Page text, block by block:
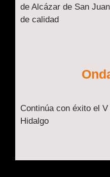
de Alcázar de San
de calidad
Continúa con éxito el
Hidalgo